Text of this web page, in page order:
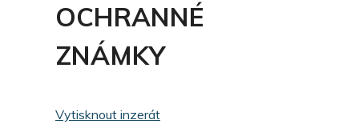
OCHRANNÉ
ZNÁMKY
Vytisknout inzerát